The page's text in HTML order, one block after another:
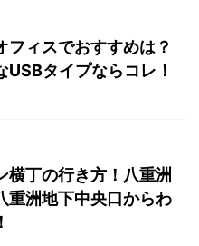
フィスでおすすめは？
USBタイプならコレ！
横丁の行き方！八重洲
重洲地下中央口からわ